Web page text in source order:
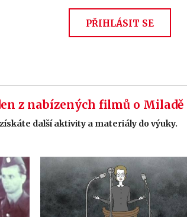
PŘIHLÁSIT SE
z nabízených filmů o Miladě
další aktivity a materiály do výuky.